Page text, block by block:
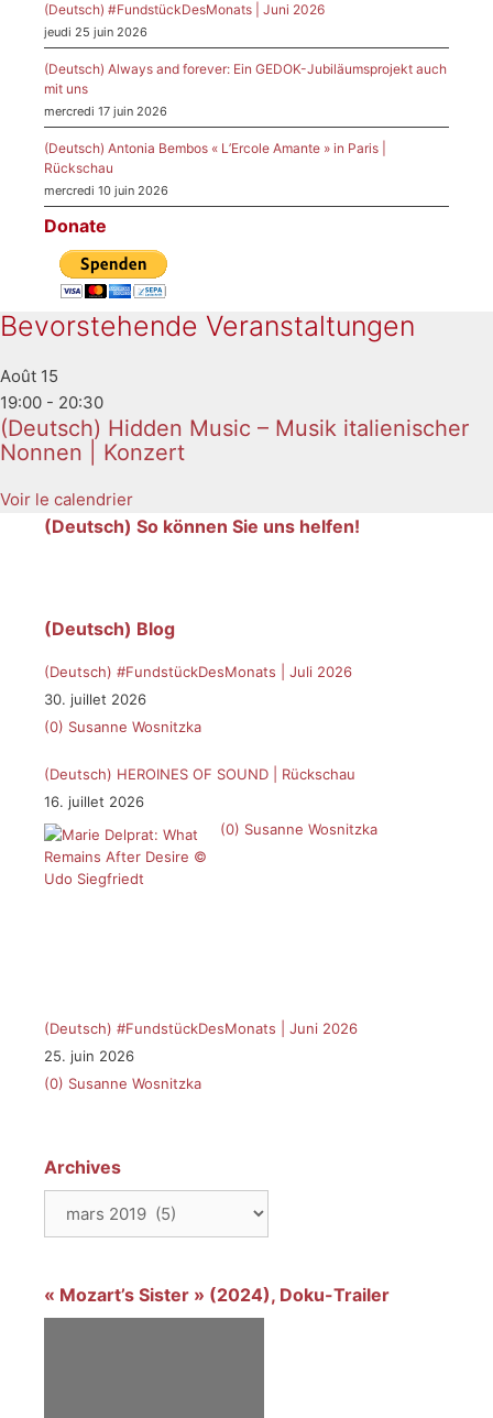
(Deutsch) #FundstückDesMonats | Juni 2026
jeudi 25 juin 2026
(Deutsch) Always and forever: Ein GEDOK-Jubiläumsprojekt auch
mit uns
mercredi 17 juin 2026
(Deutsch) Antonia Bembos « L’Ercole Amante » in Paris |
Rückschau
mercredi 10 juin 2026
Donate
Bevorstehende Veranstaltungen
Août 15
19:00 - 20:30
(Deutsch) Hidden Music – Musik italienischer
Nonnen | Konzert
Voir le calendrier
(Deutsch) So können Sie uns helfen!
(Deutsch) Blog
(Deutsch) #FundstückDesMonats | Juli 2026
30. juillet 2026
(0) Susanne Wosnitzka
(Deutsch) HEROINES OF SOUND | Rückschau
16. juillet 2026
(0) Susanne Wosnitzka
(Deutsch) #FundstückDesMonats | Juni 2026
25. juin 2026
(0) Susanne Wosnitzka
Archives
« Mozart’s Sister » (2024), Doku-Trailer